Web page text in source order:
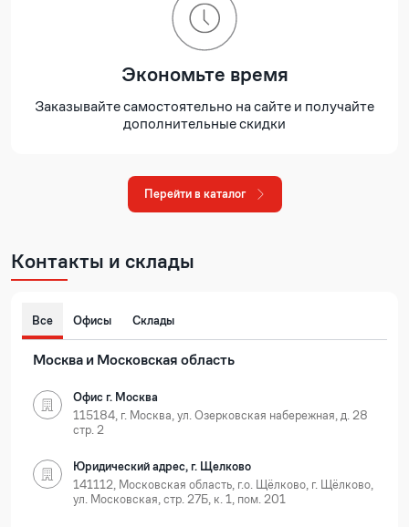
Экономьте время
Заказывайте самостоятельно на сайте и получайте
дополнительные скидки
Перейти в каталог
Контакты и склады
Все Офисы Склады
Москва и Московская область
Офис г. Москва
115184, г. Москва, ул. Озерковская набережная, д. 28
стр. 2
Юридический адрес, г. Щелково
141112, Московская область, г.о. Щёлково, г. Щёлково,
ул. Московская, стр. 27Б, к. 1, пом. 201